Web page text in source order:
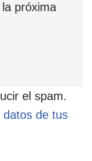
próxima
el spam.
datos de tus